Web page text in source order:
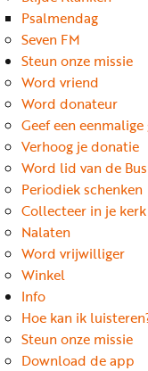
Psalmendag
Seven FM
Steun onze missie
Word vriend
Word donateur
Geef een
Verhoog je donatie
Word lid van de
Periodiek schenken
Collecteer in je
Nalaten
Word vrijwilliger
Winkel
Info
Hoe kan ik
Steun onze missie
Download de app
nu
vriend
Businessclub
Adverteren
Winkel
Privacy
reglement
Algemene
voorwaarden